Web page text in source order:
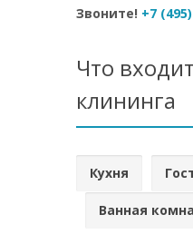
Звоните! +7
Что
клининга
Кухня
Ванная